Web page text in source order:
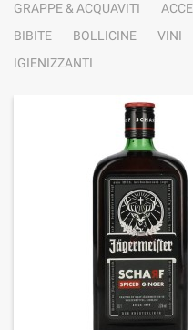
GRAPPE & ACQUAVITI
BIBITE
BOLLICINE VINI
IGIENIZZANTI